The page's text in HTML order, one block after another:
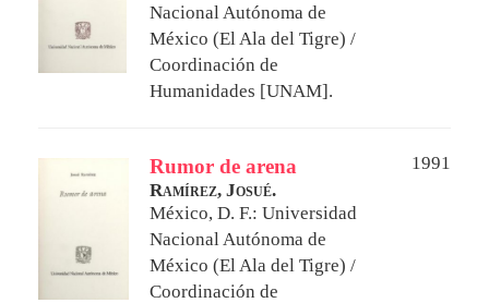
Nacional Autónoma de
México (El Ala del Tigre) /
Coordinación de
Humanidades [UNAM].
Rumor de arena
1991
Ramírez, Josué.
México, D. F.: Universidad
Nacional Autónoma de
México (El Ala del Tigre) /
Coordinación de